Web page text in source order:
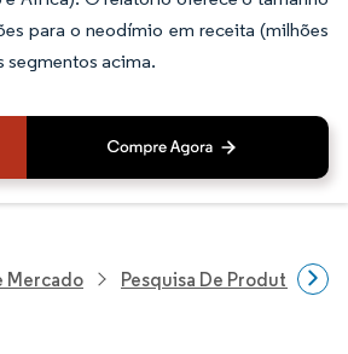
para o neodímio em receita (milhões
segmentos acima.
Mercado Pesquisa De Produtos